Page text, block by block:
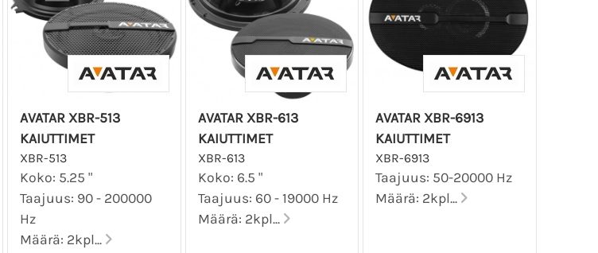
AVATAR XBR-513
KAIUTTIMET
XBR-513
Koko: 5.25 "
Taajuus: 90 - 200000
Hz
Määrä: 2kpl...
AVATAR XBR-613
KAIUTTIMET
XBR-613
Koko: 6.5 "
Taajuus: 60 - 19000 Hz
Määrä: 2kpl...
AVATAR XBR-6913
KAIUTTIMET
XBR-6913
Taajuus: 50-20000 Hz
Määrä: 2kpl...